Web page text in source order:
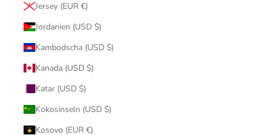
Jersey (EUR €)
Jordanien (USD $)
Kambodscha (USD $)
Kanada (USD $)
Katar (USD $)
Kokosinseln (USD $)
Kosovo (EUR €)